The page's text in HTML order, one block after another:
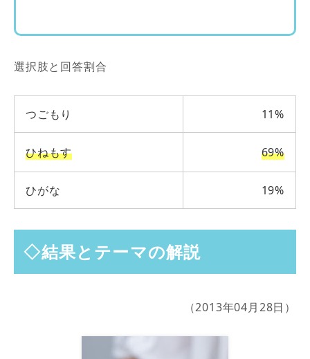
選択肢と回答割合
つごもり 11%
ひねもす 69%
ひがな 19%
◇結果とテーマの解説
（2013年04月28日）